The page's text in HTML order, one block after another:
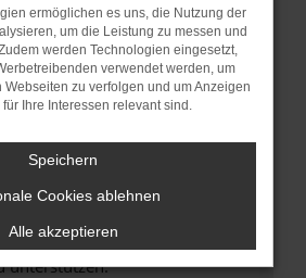
birgt nicht nur ein
sondern kann auch dazu
Funktionen nicht mehr
den Webseitenbetreiber.
genannten Schritte versucht
uns bitte. Wir werden
schicken, um uns bei der
unterstützen:
ermöglichen es uns, die Nutzung der
um die Leistung zu messen und
werden Technologien eingesetzt,
verwendet werden, um
Webseiten zu verfolgen und um Anzeigen
Ihre Interessen relevant sind.
Speichern
Cookies ablehnen
Alle akzeptieren